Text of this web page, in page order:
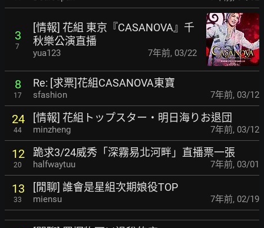
3
7
[情報] 花組 東京『CASANOVA』千
秋樂公演直播
yua123 7年前, 03/22
8
17
Re: [求票]花組CASANOVA東寶
sfashion 7年前, 03/12
24
44
[情報] 花組トップスター・明日海りお退団
minzheng 7年前, 03/12
12
20
跪求3/24威秀「深霧易北河畔」直播票一張
halfwaytuu 7年前, 03/01
13
33
[閒聊] 誰會是星組次期娘役TOP
miensu 7年前, 02/19